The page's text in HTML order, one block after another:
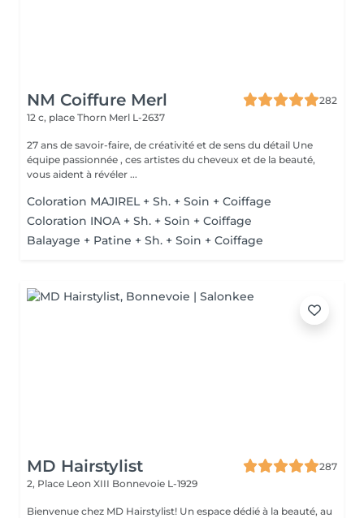
NM Coiffure Merl
282
12 c, place Thorn Merl L-2637
27 ans de savoir-faire, de créativité et de sens du détail Une
équipe passionnée , ces artistes du cheveux et de la beauté,
vous aident à révéler ...
Coloration MAJIREL + Sh. + Soin + Coiffage
Coloration INOA + Sh. + Soin + Coiffage
Balayage + Patine + Sh. + Soin + Coiffage
MD Hairstylist
287
2, Place Leon XIII Bonnevoie L-1929
Bienvenue chez MD Hairstylist! Un espace dédié à la beauté, au